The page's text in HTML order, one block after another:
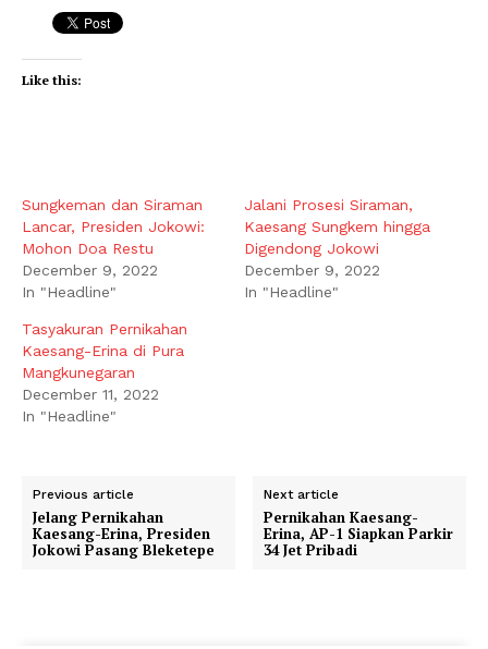
Like this:
Sungkeman dan Siraman
Lancar, Presiden Jokowi:
Mohon Doa Restu
December 9, 2022
In "Headline"
Jalani Prosesi Siraman,
Kaesang Sungkem hingga
Digendong Jokowi
December 9, 2022
In "Headline"
Tasyakuran Pernikahan
Kaesang-Erina di Pura
Mangkunegaran
December 11, 2022
In "Headline"
Previous article
Jelang Pernikahan
Kaesang-Erina, Presiden
Jokowi Pasang Bleketepe
Next article
Pernikahan Kaesang-
Erina, AP-1 Siapkan Parkir
34 Jet Pribadi